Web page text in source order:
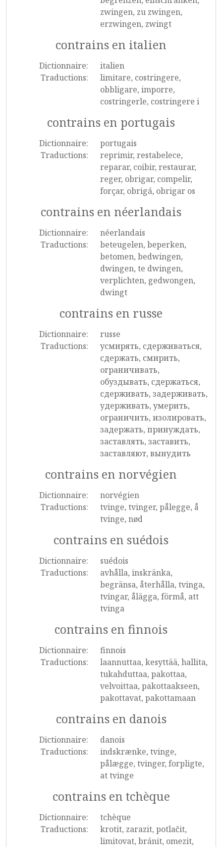
zwingen, zu zwingen,
erzwingen, zwingt
contrains en italien
Dictionnaire:
italien
Traductions:
limitare, costringere,
obbligare, imporre,
costringerle, costringere i
contrains en portugais
Dictionnaire:
portugais
Traductions:
reprimir, restabelece,
reparar, coibir, restaurar,
reger, obrigar, compelir,
forçar, obrigá, obrigar os
contrains en néerlandais
Dictionnaire:
néerlandais
Traductions:
beteugelen, beperken,
betomen, bedwingen,
dwingen, te dwingen,
verplichten, gedwongen,
dwingt
contrains en russe
Dictionnaire:
russe
Traductions:
усмирять, сдерживаться,
сдержать, смирить,
ограничивать,
обуздывать, сдержаться,
сдерживать, задерживать,
удерживать, умерить,
ограничить, изолировать,
задержать, принуждать,
заставлять, заставить,
заставляют, вынудить
contrains en norvégien
Dictionnaire:
norvégien
Traductions:
tvinge, tvinger, pålegge, å
tvinge, nød
contrains en suédois
Dictionnaire:
suédois
Traductions:
avhålla, inskränka,
begränsa, återhålla, tvinga,
tvingar, ålägga, förmå, att
tvinga
contrains en finnois
Dictionnaire:
finnois
Traductions:
laannuttaa, kesyttää, hallita,
tukahduttaa, pakottaa,
velvoittaa, pakottaakseen,
pakottavat, pakottamaan
contrains en danois
Dictionnaire:
danois
Traductions:
indskrænke, tvinge,
pålægge, tvinger, forpligte,
at tvinge
contrains en tchèque
Dictionnaire:
tchèque
Traductions:
krotit, zarazit, potlačit,
limitovat, bránit, omezit,